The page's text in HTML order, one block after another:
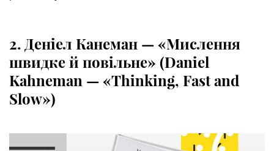
2. Деніел Канеман — «Мислення
швидке й повільне» (Daniel
Kahneman — «Thinking, Fast and
Slow»)